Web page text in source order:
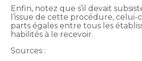
Enfin, notez que s’il devait
l’issue de cette procédure, celui-
parts égales entre tous les
habilités à le recevoir.
Sources :